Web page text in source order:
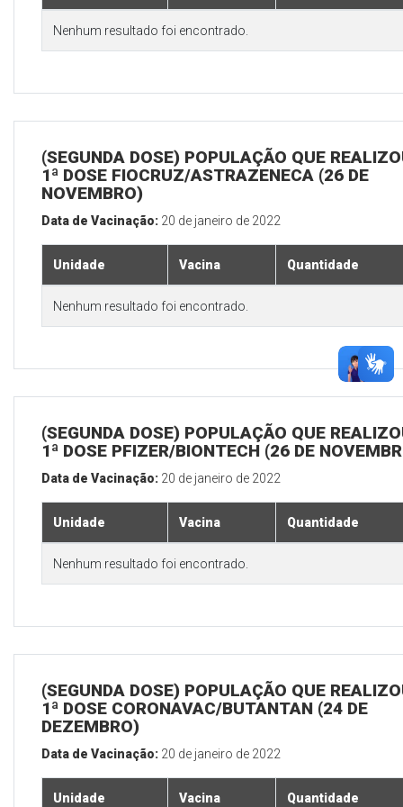
Nenhum resultado foi encontrado.
(SEGUNDA DOSE) POPULAÇÃO QUE
1ª DOSE FIOCRUZ/ASTRAZENECA (26 DE
NOVEMBRO)
Data de Vacinação: 20 de janeiro de 2022
Unidade Vacina Quantidade
Nenhum resultado foi encontrado.
(SEGUNDA DOSE) POPULAÇÃO QUE
1ª DOSE PFIZER/BIONTECH (26 DE
Data de Vacinação: 20 de janeiro de 2022
Unidade Vacina Quantidade
Nenhum resultado foi encontrado.
(SEGUNDA DOSE) POPULAÇÃO QUE
1ª DOSE CORONAVAC/BUTANTAN (24 DE
DEZEMBRO)
Data de Vacinação: 20 de janeiro de 2022
Unidade Vacina Quantidade